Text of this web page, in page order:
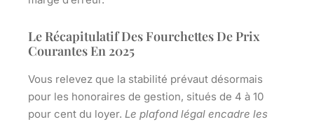
Le Récapitulatif Des Fourchettes De Prix
Courantes En 2025
Vous relevez que la stabilité prévaut désormais
pour les honoraires de gestion, situés de 4 à 10
pour cent du loyer. Le plafond légal encadre les